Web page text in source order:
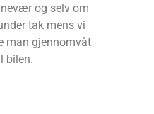
og selv om
tak mens vi
man gjennomvåt
bilen.